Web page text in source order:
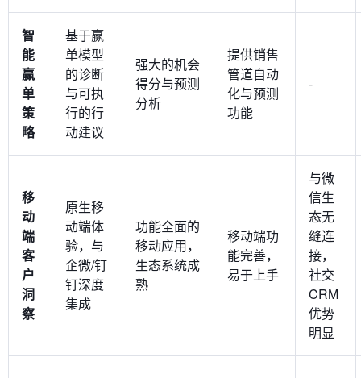
智
能
赢
单
策
略
基于赢
单模型
的诊断
与可执
行的行
动建议
强大的机会
得分与预测
分析
提供销售
管道自动
化与预测
功能
-
移
动
端
客
户
洞
察
原生移
动端体
验，与
企微/钉
钉深度
集成
功能全面的
移动应用，
生态系统成
熟
移动端功
能完善，
易于上手
与微
信生
态无
缝连
接，
社交
CRM
优势
明显